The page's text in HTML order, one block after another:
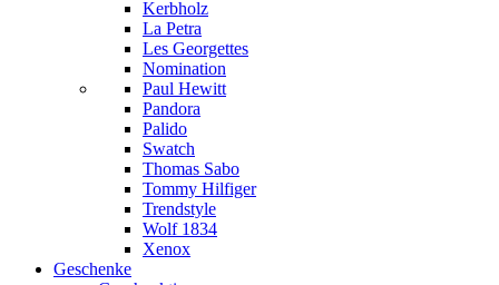
Kerbholz
La Petra
Les Georgettes
Nomination
Paul Hewitt
Pandora
Palido
Swatch
Thomas Sabo
Tommy Hilfiger
Trendstyle
Wolf 1834
Xenox
Geschenke